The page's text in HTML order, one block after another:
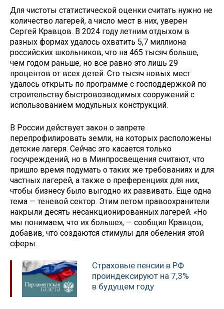
Для чистоты статистической оценки считать нужно не
количество лагерей, а число мест в них, уверен
Сергей Кравцов. В 2024 году летним отдыхом в
разных формах удалось охватить 5,7 миллиона
российских школьников, что на 465 тысяч больше,
чем годом раньше, но все равно это лишь 29
процентов от всех детей. Сто тысяч новых мест
удалось открыть по программе с господдержкой по
строительству быстровозводимых сооружений с
использованием модульных конструкций.
В России действует закон о запрете
перепрофилировать земли, на которых расположены
детские лагеря. Сейчас это касается только
госучреждений, но в Минпросвещения считают, что
пришло время подумать о таких же требованиях и для
частных лагерей, а также о преференциях для них,
чтобы бизнесу было выгодно их развивать. Еще одна
тема — теневой сектор. Этим летом правоохранители
накрыли десять несанкционированных лагерей. «Но
мы понимаем, что их больше», — сообщил Кравцов,
добавив, что создаются стимулы для обеления этой
сферы.
Страховые пенсии в РФ
проиндексируют на 7,3%
в будущем году